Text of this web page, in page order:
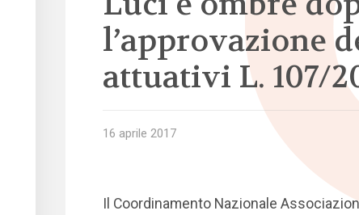
l’approvazione
attuativi L. 107/
16 aprile 2017
Il Coordinamento Nazionale